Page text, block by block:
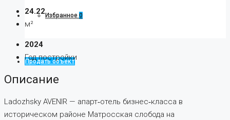
Избранное 0
Продать объект
24.22
м²
2024
Год постройки
Описание
Ladozhsky AVENIR — апарт‐отель бизнес‐класса в
историческом районе Матросская слобода на